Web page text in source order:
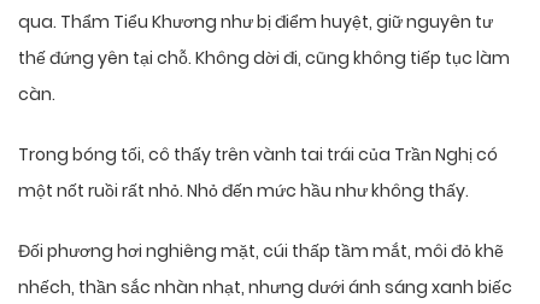
qua. Thẩm Tiểu Khương như bị điểm huyệt, giữ nguyên tư
thế đứng yên tại chỗ. Không dời đi, cũng không tiếp tục làm
càn.
Trong bóng tối, cô thấy trên vành tai trái của Trần Nghị có
một nốt ruồi rất nhỏ. Nhỏ đến mức hầu như không thấy.
Đối phương hơi nghiêng mặt, cúi thấp tầm mắt, môi đỏ khẽ
nhếch, thần sắc nhàn nhạt, nhưng dưới ánh sáng xanh biếc